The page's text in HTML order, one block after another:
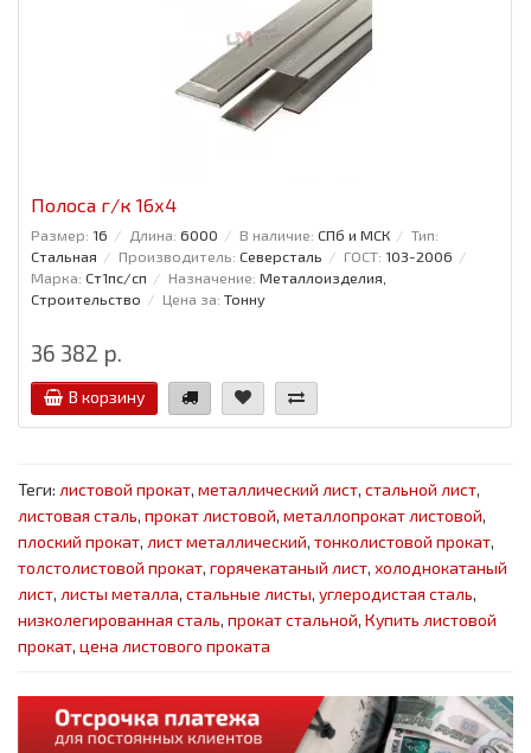
Полоса г/к 16x4
Размер: 16 Длина: 6000 В наличие: СПб и МСК
Тип:
Стальная
Производитель: Северсталь ГОСТ: 103-2006
Марка: Ст1пс/сп Назначение: Металлоизделия,
Строительство
Цена за: Тонну
36 382 р.
В корзину
Теги: листовой прокат, металлический лист, стальной лист,
листовая сталь, прокат листовой, металлопрокат листовой,
плоский прокат, лист металлический, тонколистовой прокат,
толстолистовой прокат, горячекатаный лист, холоднокатаный
лист, листы металла, стальные листы, углеродистая сталь,
низколегированная сталь, прокат стальной, Купить листовой
прокат, цена листового проката